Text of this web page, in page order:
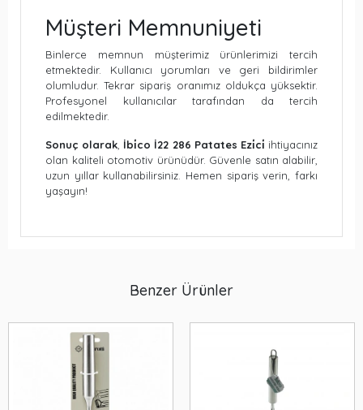
Müşteri Memnuniyeti
Binlerce memnun müşterimiz ürünlerimizi tercih
etmektedir. Kullanıcı yorumları ve geri bildirimler
olumludur. Tekrar sipariş oranımız oldukça yüksektir.
Profesyonel kullanıcılar tarafından da tercih
edilmektedir.
Sonuç olarak İbi̇co İ22 286 Patates Ezi̇ci̇ ihtiyacınız
olan kaliteli otomotiv ürünüdür. Güvenle satın alabilir,
uzun yıllar kullanabilirsiniz. Hemen sipariş verin, farkı
yaşayın!
Benzer Ürünler